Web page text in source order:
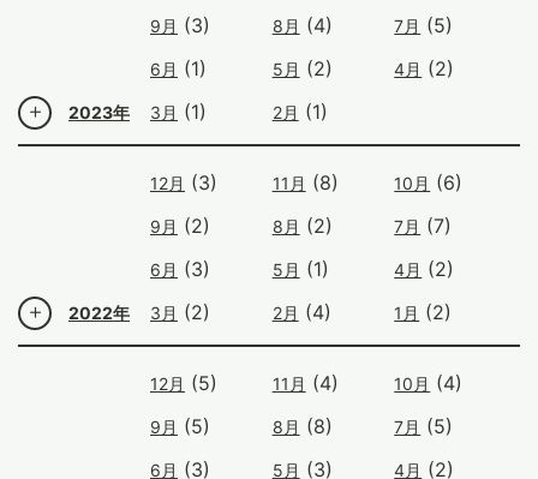
2023年
9月 (3) 8月 (4) 7月 (5)
6月 (1) 5月 (2) 4月 (2)
3月 (1) 2月 (1)
2022年
12月 (3) 11月 (8) 10月 (6)
9月 (2) 8月 (2) 7月 (7)
6月 (3) 5月 (1) 4月 (2)
3月 (2) 2月 (4) 1月 (2)
12月 (5) 11月 (4) 10月 (4)
9月 (5) 8月 (8) 7月 (5)
6月 (3) 5月 (3) 4月 (2)